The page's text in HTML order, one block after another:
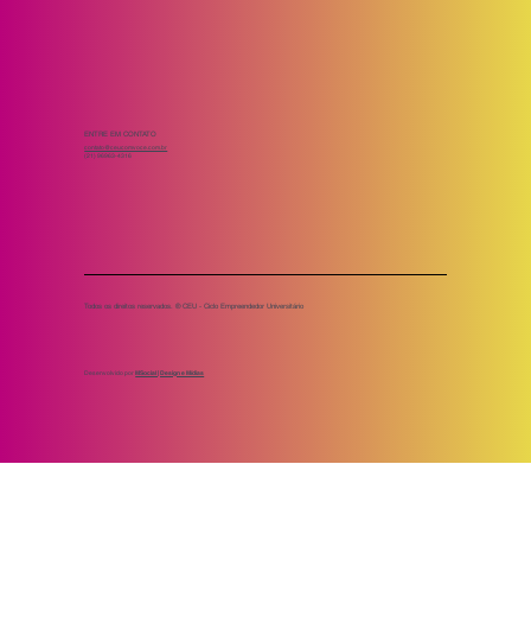
ENTRE EM CONTATO
contato@ceucomvoce.com.br
(21) 96963-4316
Todos os direitos reservados. ® CEU - Ciclo Empreendedor Universitário
Desenvolvido porMSocial | Design e Mídias